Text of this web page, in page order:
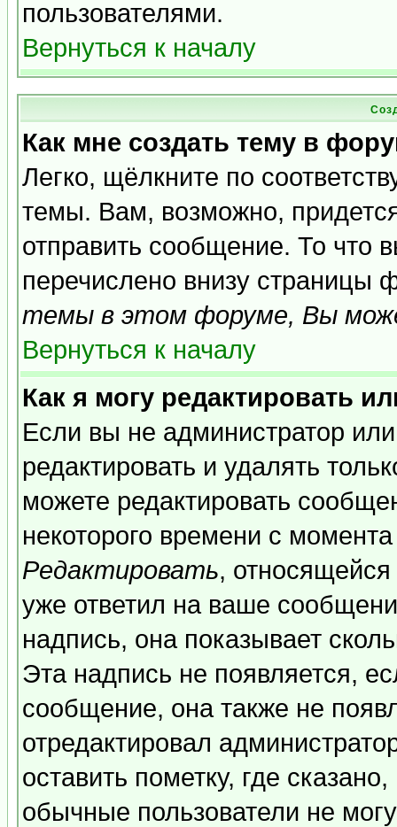
пользователями.
Вернуться к началу
Как мне создать тему в
Легко, щёлкните по
темы. Вам, возможно,
отправить сообщение. То что
перечислено внизу страницы
темы в этом форуме, Вы
Вернуться к началу
Как я могу редактировать
Если вы не администратор
редактировать и удалять
можете редактировать
некоторого времени с
Редактировать,
уже ответил на ваше
надпись, она показывает
Эта надпись не появляется,
сообщение, она также не
отредактировал
оставить пометку, где
обычные пользователи не